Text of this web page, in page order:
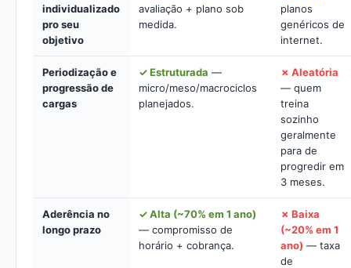
individualizado
pro seu
objetivo
avaliação + plano sob
medida.
planos
genéricos de
internet.
Periodização e
progressão de
cargas
✓ Estruturada —
micro/meso/macrociclos
planejados.
✗ Aleatória
— quem
treina
sozinho
geralmente
para de
progredir em
3 meses.
Aderência no
longo prazo
✓ Alta (~70% em 1 ano)
— compromisso de
horário + cobrança.
✗ Baixa
(~20% em 1
ano) — taxa
de